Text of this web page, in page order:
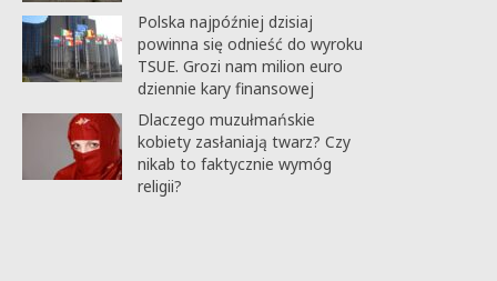
Polska najpóźniej dzisiaj
powinna się odnieść do wyroku
TSUE. Grozi nam milion euro
dziennie kary finansowej
Dlaczego muzułmańskie
kobiety zasłaniają twarz? Czy
nikab to faktycznie wymóg
religii?